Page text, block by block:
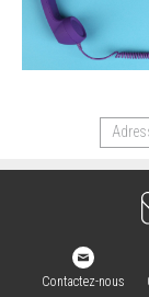
Contactez-nous